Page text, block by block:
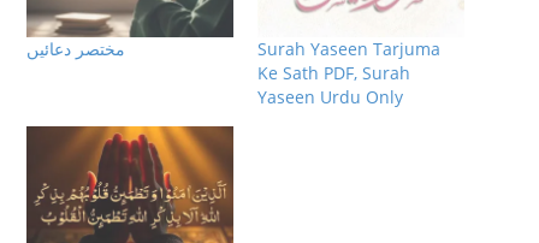
مختصر دعائيں
Surah Yaseen Tarjuma
Ke Sath PDF, Surah
Yaseen Urdu Only